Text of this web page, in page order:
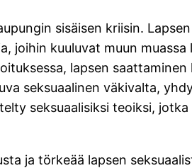
sisäisen kriisin. Lapsen
joihin kuuluvat muun muassa
lapsen
seksuaalinen väkivalta,
seksuaalisiksi teoiksi,
ja törkeää lapsen